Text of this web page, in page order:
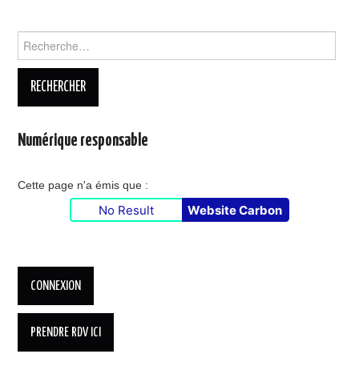
Numérique responsable
Cette page n'a émis que :
No Result Website Carbon